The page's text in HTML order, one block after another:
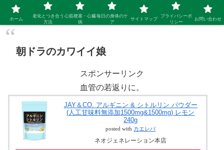
シニア 新しい人生を開拓するブログ
朝ドラのカワイイ娘
スポンサーリンク
血管の若返りに。
JAY＆CO. アルギニン & シトルリン パウダー
(人工甘味料無添加1500mg&1500mg) レモン
240g
posted with カエレバ
ネオジェネレーション本店
ホーム
老化とつき合う
方法
心筋梗塞・心臓
病
毎日の身体のケ
ア
サイトマップ
プライバシーポ
リシー
お問い合わせ